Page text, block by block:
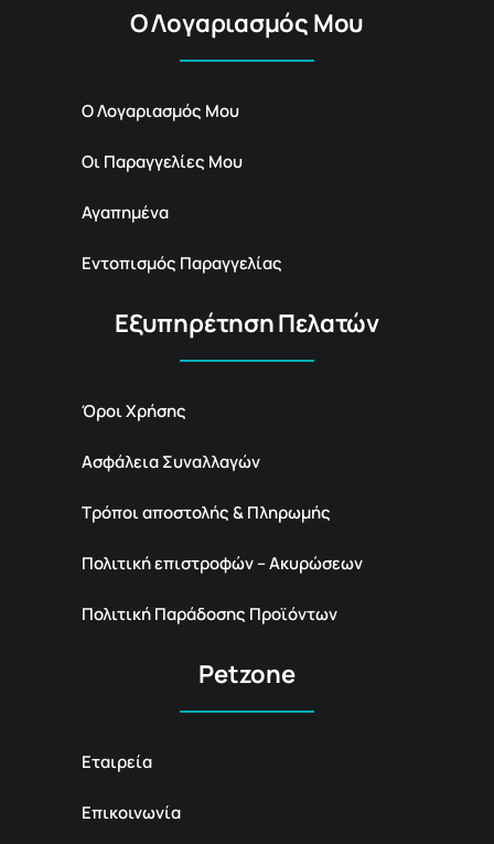
Ο Λογαριασμός Μου
Ο Λογαριασμός Μου
Οι Παραγγελίες Μου
Αγαπημένα
Εντοπισμός Παραγγελίας
Εξυπηρέτηση Πελατών
Όροι Χρήσης
Ασφάλεια Συναλλαγών
Τρόποι αποστολής & Πληρωμής
Πολιτική επιστροφών – Ακυρώσεων
Πολιτική Παράδοσης Προϊόντων
Petzone
Εταιρεία
Επικοινωνία